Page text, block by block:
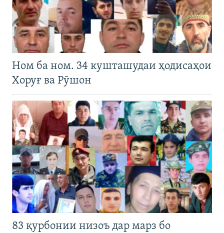
Ном ба ном. 34 кушташудаи ҳодисаҳои
Хоруғ ва Рӯшон
83 қурбонии низоъ дар марз бо